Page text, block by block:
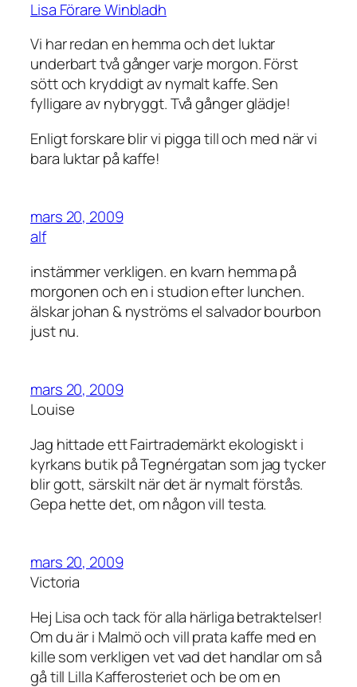
Lisa Förare Winbladh
Vi har redan en hemma och det luktar
underbart två gånger varje morgon. Först
sött och kryddigt av nymalt kaffe. Sen
fylligare av nybryggt. Två gånger glädje!
Enligt forskare blir vi pigga till och med när vi
bara luktar på kaffe!
mars 20, 2009
alf
instämmer verkligen. en kvarn hemma på
morgonen och en i studion efter lunchen.
älskar johan & nyströms el salvador bourbon
just nu.
mars 20, 2009
Louise
Jag hittade ett Fairtrademärkt ekologiskt i
kyrkans butik på Tegnérgatan som jag tycker
blir gott, särskilt när det är nymalt förstås.
Gepa hette det, om någon vill testa.
mars 20, 2009
Victoria
Hej Lisa och tack för alla härliga betraktelser!
Om du är i Malmö och vill prata kaffe med en
kille som verkligen vet vad det handlar om så
gå till Lilla Kafferosteriet och be om en